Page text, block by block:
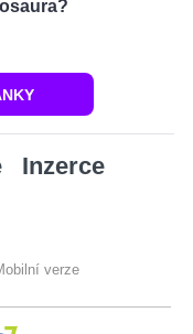
Inzerce
verze